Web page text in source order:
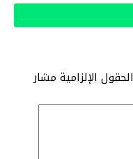
الحقول الإلزامية مشار